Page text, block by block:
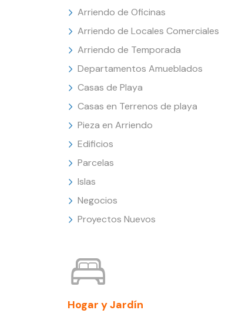
Arriendo de Oficinas
Arriendo de Locales Comerciales
Arriendo de Temporada
Departamentos Amueblados
Casas de Playa
Casas en Terrenos de playa
Pieza en Arriendo
Edificios
Parcelas
Islas
Negocios
Proyectos Nuevos
Hogar y Jardín